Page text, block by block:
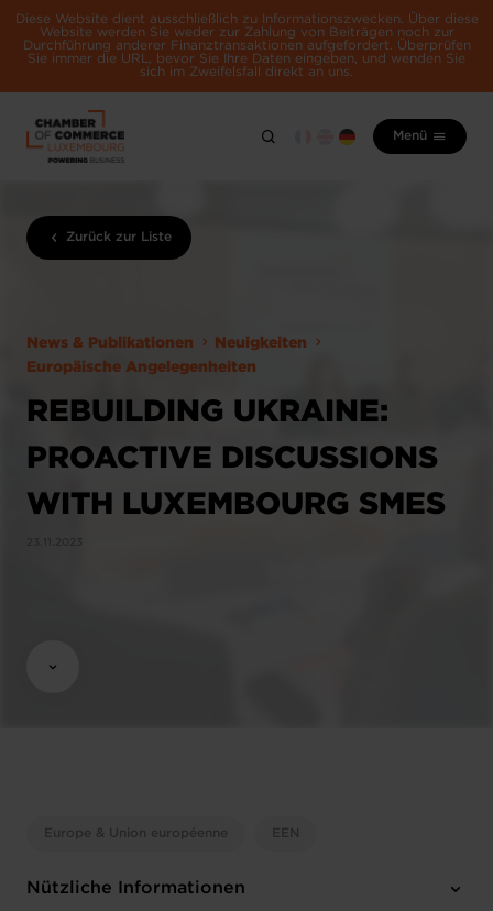
Diese Website dient ausschließlich zu Informationszwecken. Über diese
Website werden Sie weder zur Zahlung von Beiträgen noch zur
Durchführung anderer Finanztransaktionen aufgefordert. Überprüfen
Sie immer die URL, bevor Sie Ihre Daten eingeben, und wenden Sie
sich im Zweifelsfall direkt an uns.
Menü
Zurück zur Liste
News & Publikationen
Neuigkeiten
Europäische Angelegenheiten
REBUILDING UKRAINE:
PROACTIVE DISCUSSIONS
WITH LUXEMBOURG SMES
Europe & Union européenne EEN
Nützliche Informationen